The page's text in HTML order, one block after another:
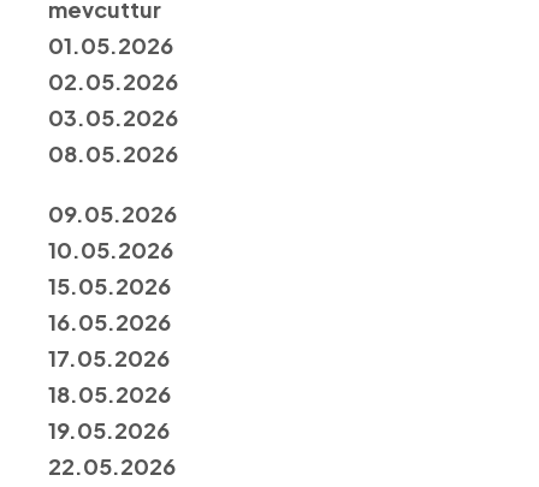
mevcuttur
01.05.2026
02.05.2026
03.05.2026
08.05.2026
09.05.2026
10.05.2026
15.05.2026
16.05.2026
17.05.2026
18.05.2026
19.05.2026
22.05.2026